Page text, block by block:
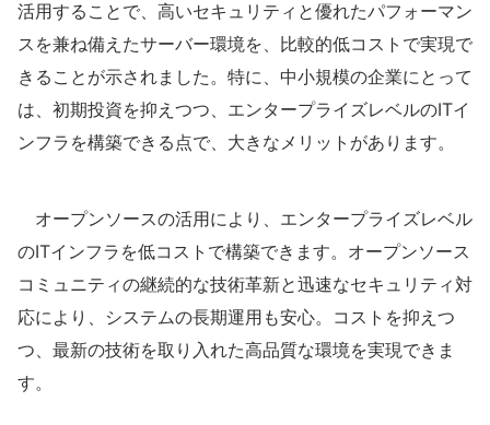
活用することで、高いセキュリティと優れたパフォーマン
スを兼ね備えたサーバー環境を、比較的低コストで実現で
きることが示されました。特に、中小規模の企業にとって
は、初期投資を抑えつつ、エンタープライズレベルのITイ
ンフラを構築できる点で、大きなメリットがあります。
オープンソースの活用により、エンタープライズレベル
のITインフラを低コストで構築できます。オープンソース
コミュニティの継続的な技術革新と迅速なセキュリティ対
応により、システムの長期運用も安心。コストを抑えつ
つ、最新の技術を取り入れた高品質な環境を実現できま
す。